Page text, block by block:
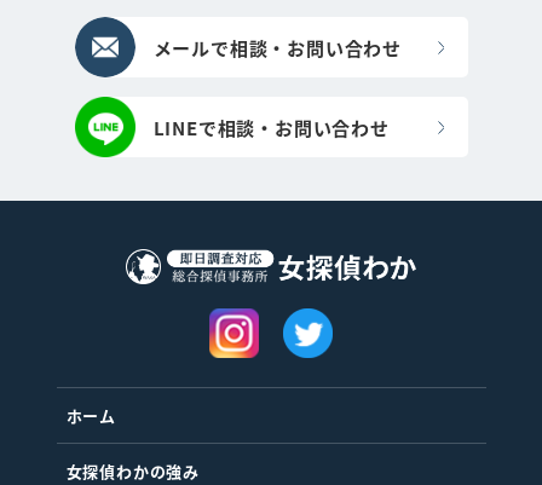
メールで相談・お問い合わせ
LINEで相談・お問い合わせ
ホーム
女探偵わかの強み